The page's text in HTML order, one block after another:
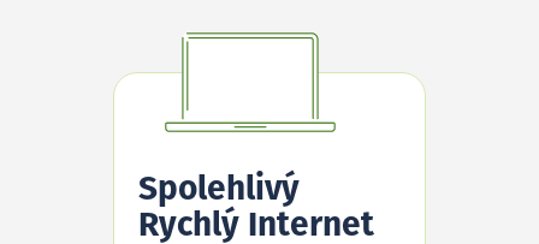
Spolehlivý
Rychlý Internet